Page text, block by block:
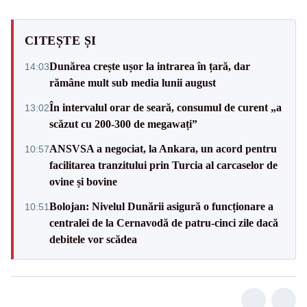
CITEȘTE ȘI
14:03Dunărea crește ușor la intrarea în țară, dar
rămâne mult sub media lunii august
13:02În intervalul orar de seară, consumul de curent „a
scăzut cu 200-300 de megawați”
10:57ANSVSA a negociat, la Ankara, un acord pentru
facilitarea tranzitului prin Turcia al carcaselor de
ovine și bovine
10:51Bolojan: Nivelul Dunării asigură o funcționare a
centralei de la Cernavodă de patru-cinci zile dacă
debitele vor scădea